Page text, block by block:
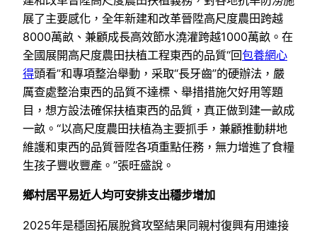
展了主要感化，全年新建和改革晉陞高尺度農田跨越
8000萬畝、兼顧成長高效節水澆灌跨越1000萬畝。在
全國展開高尺度農田扶植工程東西的品質“回包養網心
得頭看”和專項整治舉動，采取“長牙齒”的硬辦法，嚴
厲查處整治東西的品質不達標、舉措措施欠好用等題
目，想方設法確保扶植東西的品質，真正做到建一畝成
一畝。“以高尺度農田扶植為主要抓手，兼顧推動耕地
維護和東西的品質晉陞各項重點任務，無力增進了食糧
生孩子豐收豐產。”張旺盛說。
鄉村居平易近人均可安排支出穩步增加
2025年是穩固拓展脫貧攻堅結果同親村復興有用連接